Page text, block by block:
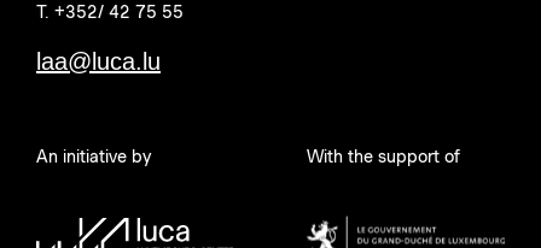
T. +352/ 42 75 55
laa@luca.lu
An initiative by With the support of